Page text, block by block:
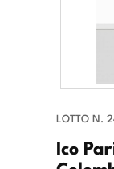
LOTTO N.
Ico